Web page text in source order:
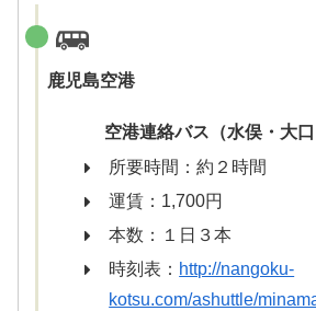
鹿児島空港
空港連絡バス（水俣・大口
所要時間：約２時間
運賃：1,700円
本数：１日３本
時刻表： http://nangoku-
kotsu.com/ashuttle/